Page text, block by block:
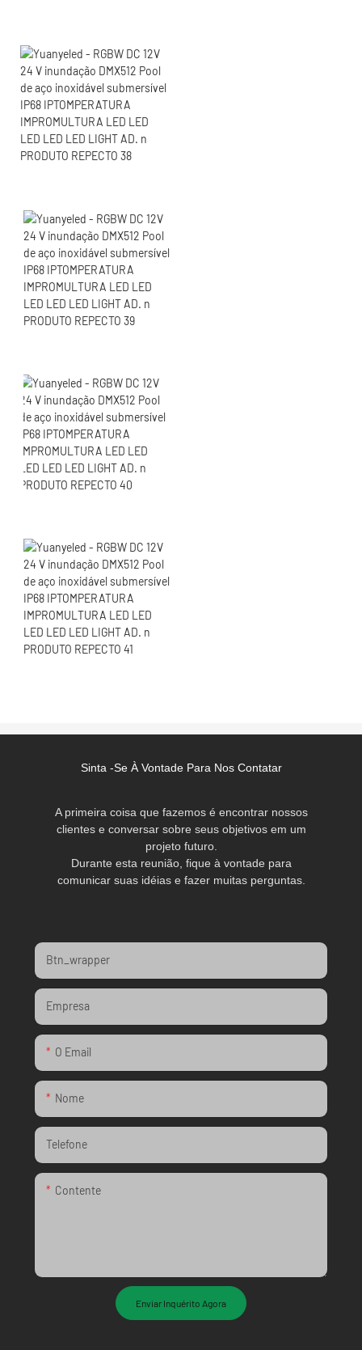
Sinta -se À Vontade Para Nos Contatar
A primeira coisa que fazemos é encontrar nossos
clientes e conversar sobre seus objetivos em um
projeto futuro.
Durante esta reunião, fique à vontade para
comunicar suas idéias e fazer muitas perguntas.
Btn_wrapper
Empresa
O Email
Nome
Telefone
Contente
Enviar Inquérito Agora